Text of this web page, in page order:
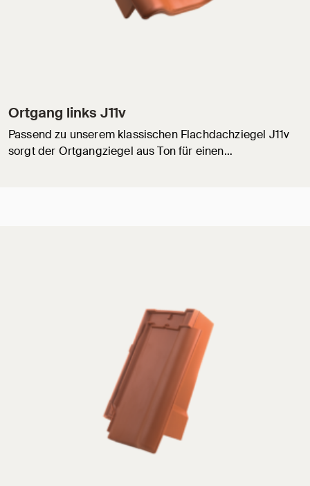
Ortgang links J11v
Passend zu unserem klassischen Flachdachziegel J11v
sorgt der Ortgangziegel aus Ton für einen…